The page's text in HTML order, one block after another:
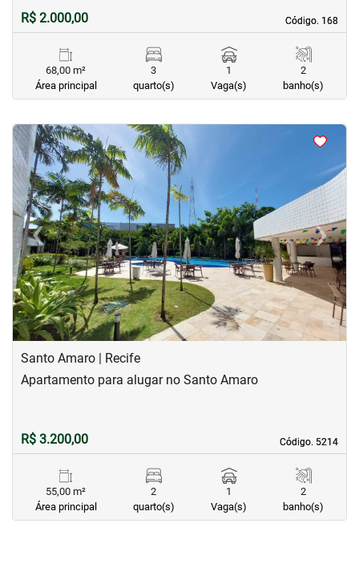
Código. 168
Código. 168
R$ 2.000,00
68,00 m²
Área principal
3
quarto(s)
1
Vaga(s)
2
banho(s)
<<<<
‹Previous ›Next
Santo Amaro | Recife
Código. 5214
Código. 5214
Apartamento para alugar no Santo Amaro
R$ 3.200,00
55,00 m²
Área principal
2
quarto(s)
1
Vaga(s)
2
banho(s)